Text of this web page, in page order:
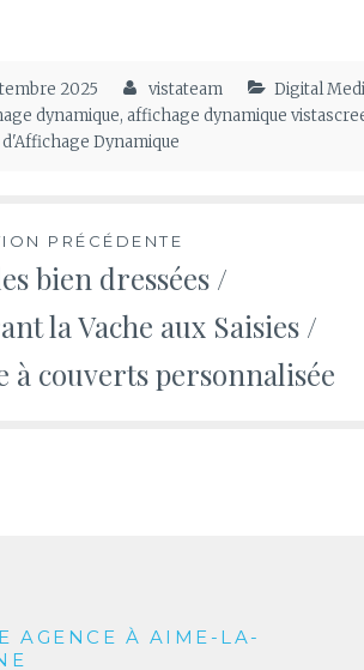
2025 vistateam Digital
dynamique, affichage dynamique
Dynamique
PRÉCÉDENTE
bien dressées /
la Vache aux Saisies /
à couverts personnalisée
AGENCE À AIME-LA-